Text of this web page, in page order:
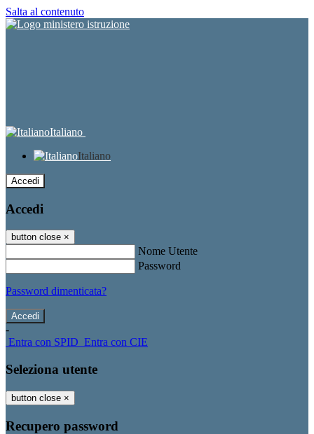
Salta al contenuto
Italiano
Italiano
Accedi
Accedi
button close ×
Nome Utente
Password
Password dimenticata?
-
Entra con SPID Entra con CIE
Seleziona utente
button close ×
Recupero password